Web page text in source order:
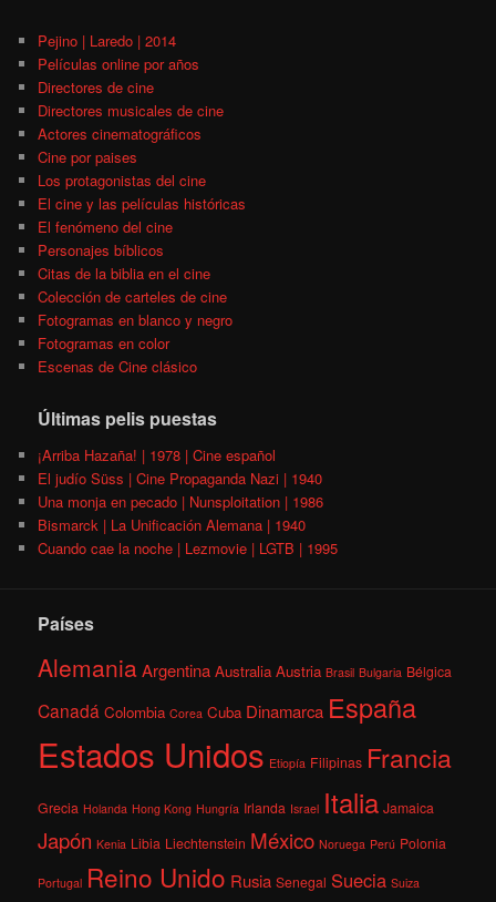
Pejino | Laredo | 2014
Películas online por años
Directores de cine
Directores musicales de cine
Actores cinematográficos
Cine por paises
Los protagonistas del cine
El cine y las películas históricas
El fenómeno del cine
Personajes bíblicos
Citas de la biblia en el cine
Colección de carteles de cine
Fotogramas en blanco y negro
Fotogramas en color
Escenas de Cine clásico
Últimas pelis puestas
¡Arriba Hazaña! | 1978 | Cine español
El judío Süss | Cine Propaganda Nazi | 1940
Una monja en pecado | Nunsploitation | 1986
Bismarck | La Unificación Alemana | 1940
Cuando cae la noche | Lezmovie | LGTB | 1995
Países
AlemaniaArgentina Australia Austria Brasil Bulgaria Bélgica
Canadá Colombia Corea Cuba Dinamarca España
Estados Unidos Etiopía Filipinas Francia
Grecia Holanda Hong Kong Hungría Irlanda Israel Italia Jamaica
Japón Kenia Libia Liechtenstein México Noruega Perú Polonia
Portugal Reino Unido Rusia Senegal Suecia Suiza